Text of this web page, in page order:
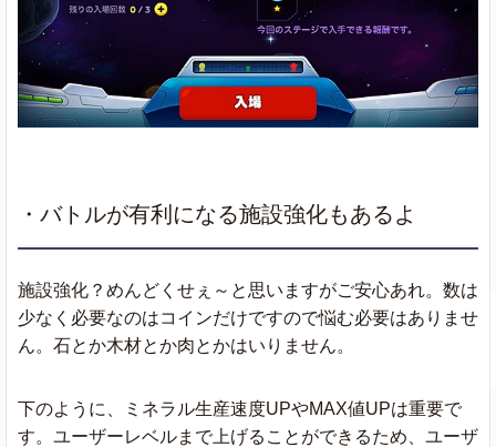
・バトルが有利になる施設強化もあるよ
施設強化？めんどくせぇ～と思いますがご安心あれ。数は
少なく必要なのはコインだけですので悩む必要はありませ
ん。石とか木材とか肉とかはいりません。
下のように、ミネラル生産速度UPやMAX値UPは重要で
す。ユーザーレベルまで上げることができるため、ユーザ